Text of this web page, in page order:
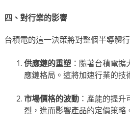
四、對行業的影響
台積電的這一決策將對整個半導體
供應鏈的重塑：隨著台積電擴
應鏈格局。這將加速行業的技
市場價格的波動：產能的提升
烈，進而影響產品的定價策略